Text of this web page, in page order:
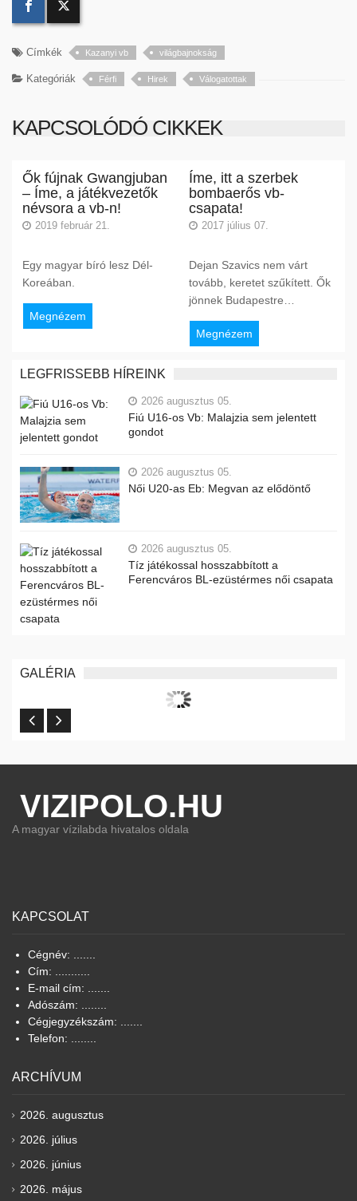
Címkék Kazanyi vb világbajnokság
Kategóriák Férfi Hirek Válogatottak
KAPCSOLÓDÓ CIKKEK
Ők fújnak Gwangjuban
– Íme, a játékvezetők
névsora a vb-n!
2019 február 21.
Egy magyar bíró lesz Dél-
Koreában.
Megnézem
Íme, itt a szerbek
bombaerős vb-
csapata!
2017 július 07.
Dejan Szavics nem várt
tovább, keretet szűkített. Ők
jönnek Budapestre…
Megnézem
LEGFRISSEBB HÍREINK
2026 augusztus 05.
Fiú U16-os Vb: Malajzia sem jelentett
gondot
2026 augusztus 05.
Női U20-as Eb: Megvan az elődöntő
2026 augusztus 05.
Tíz játékossal hosszabbított a
Ferencváros BL-ezüstérmes női csapata
GALÉRIA
VIZIPOLO.HU
A magyar vízilabda hivatalos oldala
KAPCSOLAT
Cégnév: .......
Cím: ...........
E-mail cím: .......
Adószám: ........
Cégjegyzékszám: .......
Telefon: ........
ARCHÍVUM
2026. augusztus
2026. július
2026. június
2026. május